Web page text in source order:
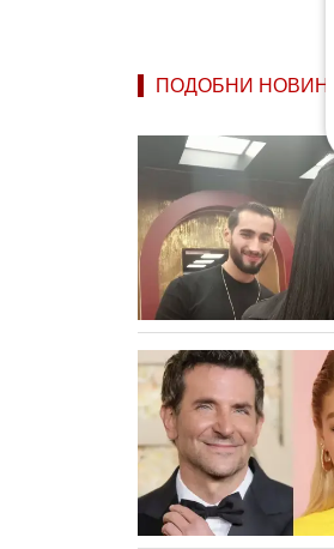
ПОДОБНИ НОВИНИ